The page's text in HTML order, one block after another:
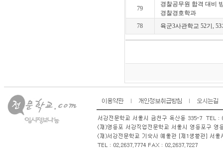
79
경찰공무원 합격 대비
경찰경호학과
78
육군3사관학교 52기,